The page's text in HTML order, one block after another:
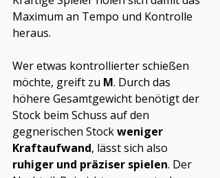
Maximum an Tempo und Kontrolle
heraus.
Wer etwas kontrollierter schießen
möchte, greift zu M. Durch das
höhere Gesamtgewicht benötigt der
Stock beim Schuss auf den
gegnerischen Stock weniger
Kraftaufwand, lässt sich also
ruhiger und präziser spielen. Der